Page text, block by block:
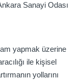
Sanayi Odası
yapmak üzerine
ile kişisel
yollarını